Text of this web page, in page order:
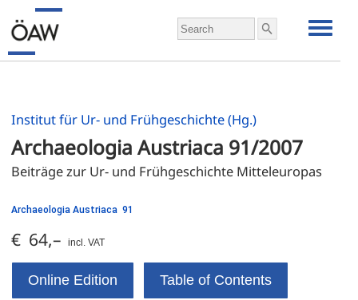
Institut für Ur- und Frühgeschichte (Hg.)
Archaeologia Austriaca 91/2007
Beiträge zur Ur- und Frühgeschichte Mitteleuropas
Archaeologia Austriaca 91
€ 64,– incl. VAT
Online Edition Table of Contents